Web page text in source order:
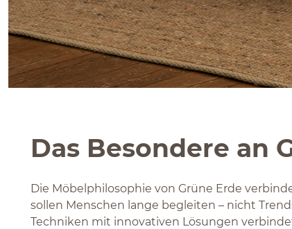
Das Besondere an
Die Möbelphilosophie von Grüne Erde
sollen Menschen lange begleiten – nicht
Techniken mit innovativen Lösungen